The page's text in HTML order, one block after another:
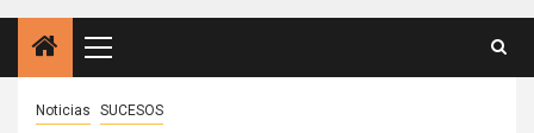
Menú
principal
Noticias SUCESOS